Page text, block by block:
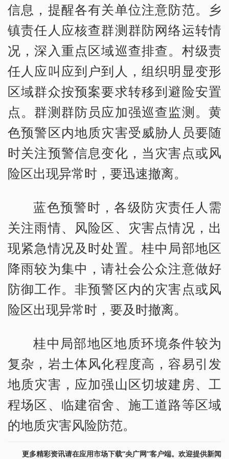
信息，提醒各有关单位注意防范。乡
镇责任人应核查群测群防网络运转情
况，深入重点区域巡查排查。村级责
任人应叫应到户到人，组织明显变形
区域群众按预案要求转移到避险安置
点。群测群防员应加强巡查监测。黄
色预警区内地质灾害受威胁人员要随
时关注预警信息变化，当灾害点或风
险区出现异常时，要迅速撤离。
蓝色预警时，各级防灾责任人需
关注雨情、风险区、灾害点情况，出
现紧急情况及时处置。桂中局部地区
降雨较为集中，请社会公众注意做好
防御工作。非预警区内的灾害点或风
险区出现异常时，要及时撤离。
桂中局部地区地质环境条件较为
复杂，岩土体风化程度高，容易引发
地质灾害，应加强山区切坡建房、工
程场区、临建宿舍、施工道路等区域
的地质灾害风险防范。
更多精彩资讯请在应用市场下载“央广网”客户端。欢迎提供新闻